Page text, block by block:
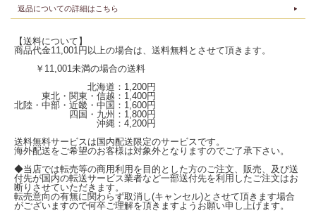
返品についての詳細はこちら
【送料について】
商品代金11,001円以上の場合は、送料無料とさせて頂きます。
￥11,001未満の場合の送料
北海道：1,200円
東北・関東・信越：1,400円
北陸・中部・近畿・中国：1,600円
四国・九州：1,800円
沖縄：4,200円
送料無料サービスは国内配送限定のサービスです。
海外配送をご希望のお客様は対象外となりますのでご了承下さい。
◆当店では転売等の商用利用を目的とした方のご注文、販売、及び送
付先が国内の転送サービス業者など一部送付先を利用したご注文はお
断りさせていただきます。
転売意向の有無に関わらず取消し(キャンセル)とさせて頂きます場合
がございますので何卒ご理解を頂きますようお願い申し上げます。